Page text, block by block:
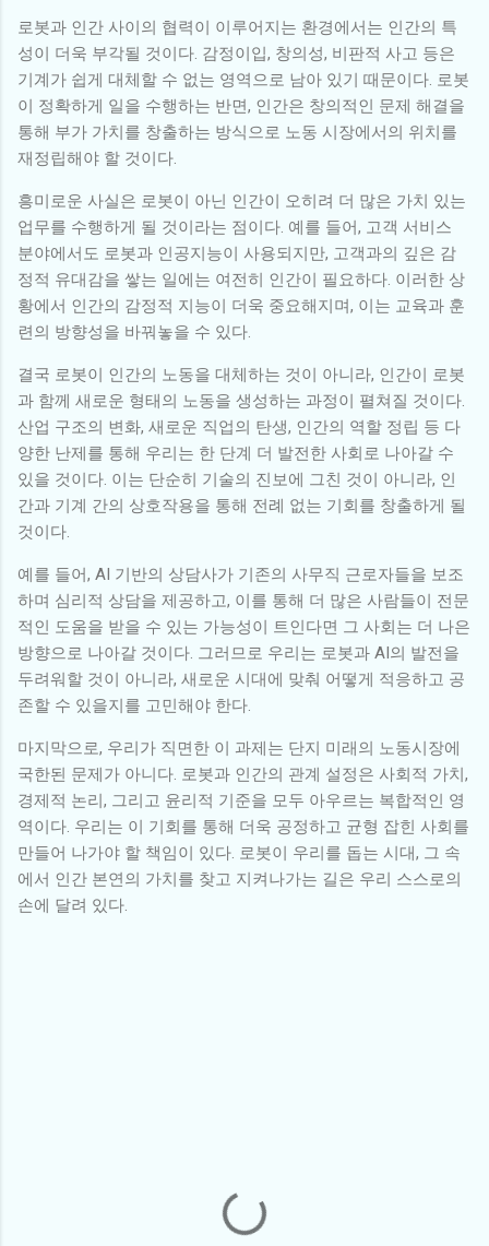
로봇과 인간 사이의 협력이 이루어지는 환경에서는 인간의 특
성이 더욱 부각될 것이다. 감정이입, 창의성, 비판적 사고 등은
기계가 쉽게 대체할 수 없는 영역으로 남아 있기 때문이다. 로봇
이 정확하게 일을 수행하는 반면, 인간은 창의적인 문제 해결을
통해 부가 가치를 창출하는 방식으로 노동 시장에서의 위치를
재정립해야 할 것이다.
흥미로운 사실은 로봇이 아닌 인간이 오히려 더 많은 가치 있는
업무를 수행하게 될 것이라는 점이다. 예를 들어, 고객 서비스
분야에서도 로봇과 인공지능이 사용되지만, 고객과의 깊은 감
정적 유대감을 쌓는 일에는 여전히 인간이 필요하다. 이러한 상
황에서 인간의 감정적 지능이 더욱 중요해지며, 이는 교육과 훈
련의 방향성을 바꿔놓을 수 있다.
결국 로봇이 인간의 노동을 대체하는 것이 아니라, 인간이 로봇
과 함께 새로운 형태의 노동을 생성하는 과정이 펼쳐질 것이다.
산업 구조의 변화, 새로운 직업의 탄생, 인간의 역할 정립 등 다
양한 난제를 통해 우리는 한 단계 더 발전한 사회로 나아갈 수
있을 것이다. 이는 단순히 기술의 진보에 그친 것이 아니라, 인
간과 기계 간의 상호작용을 통해 전례 없는 기회를 창출하게 될
것이다.
예를 들어, AI 기반의 상담사가 기존의 사무직 근로자들을 보조
하며 심리적 상담을 제공하고, 이를 통해 더 많은 사람들이 전문
적인 도움을 받을 수 있는 가능성이 트인다면 그 사회는 더 나은
방향으로 나아갈 것이다. 그러므로 우리는 로봇과 AI의 발전을
두려워할 것이 아니라, 새로운 시대에 맞춰 어떻게 적응하고 공
존할 수 있을지를 고민해야 한다.
마지막으로, 우리가 직면한 이 과제는 단지 미래의 노동시장에
국한된 문제가 아니다. 로봇과 인간의 관계 설정은 사회적 가치,
경제적 논리, 그리고 윤리적 기준을 모두 아우르는 복합적인 영
역이다. 우리는 이 기회를 통해 더욱 공정하고 균형 잡힌 사회를
만들어 나가야 할 책임이 있다. 로봇이 우리를 돕는 시대, 그 속
에서 인간 본연의 가치를 찾고 지켜나가는 길은 우리 스스로의
손에 달려 있다.